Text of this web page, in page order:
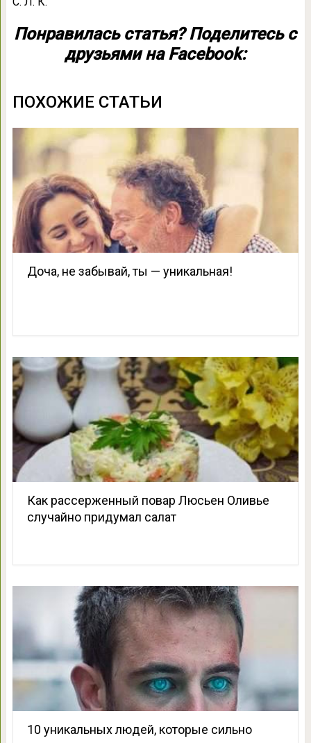
Понравилась статья? Поделитесь с
друзьями на Facebook:
ПОХОЖИЕ СТАТЬИ
Доча, не забывай, ты — уникальная!
Как рассерженный повар Люсьен Оливье
случайно придумал салат
10 уникальных людей, которые сильно